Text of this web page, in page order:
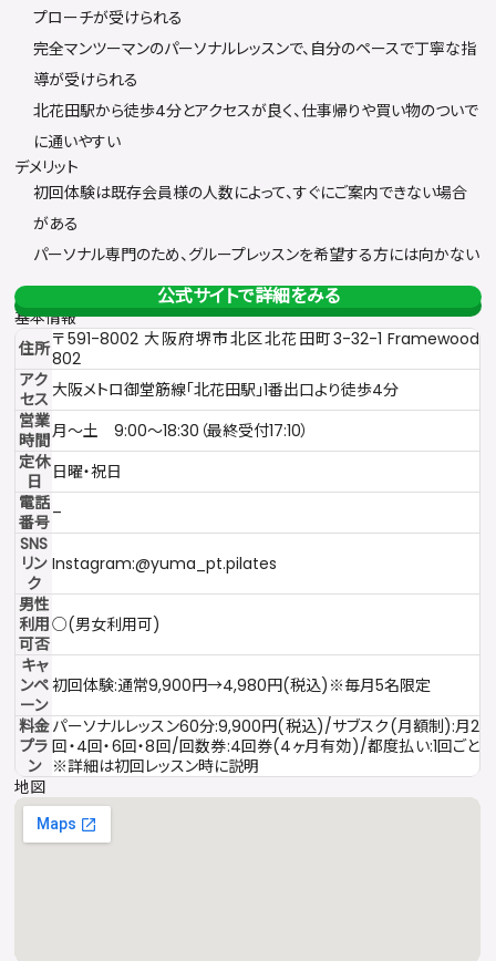
プローチが受けられる
完全マンツーマンのパーソナルレッスンで、自分のペースで丁寧な指
導が受けられる
北花田駅から徒歩4分とアクセスが良く、仕事帰りや買い物のついで
に通いやすい
デメリット
初回体験は既存会員様の人数によって、すぐにご案内できない場合
がある
パーソナル専門のため、グループレッスンを希望する方には向かない
公式サイトで詳細をみる
基本情報
住所〒591-8002 大阪府堺市北区北花田町3-32-1 Framewood
802
アク
セス 大阪メトロ御堂筋線「北花田駅」1番出口より徒歩4分
営業
時間月〜土 9:00〜18:30（最終受付17:10）
定休
日
日曜・祝日
電話
番号–
SNS
リン
ク
Instagram:@yuma_pt.pilates
男性
利用
可否
○(男女利用可)
キャ
ンペ
ーン
初回体験:通常9,900円→4,980円(税込)※毎月5名限定
料金
プラ
ン
パーソナルレッスン60分:9,900円(税込)/サブスク(月額制):月2
回・4回・6回・8回/回数券:4回券(4ヶ月有効)/都度払い:1回ごと
※詳細は初回レッスン時に説明
地図